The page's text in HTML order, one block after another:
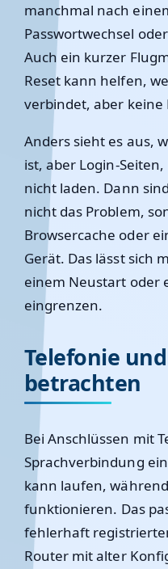
manchmal nach
Passwortwechsel
Auch ein kurzer
Reset kann helfen,
verbindet, aber keine
Anders sieht es aus,
ist, aber Login-
nicht laden. Dann
nicht das Problem,
Browsercache oder
Gerät. Das lässt sich
einem Neustart oder
eingrenzen.
Telefonie
betrachten
Bei Anschlüssen mit
Sprachverbindung
kann laufen,
funktionieren. Das
fehlerhaft
Router mit alter